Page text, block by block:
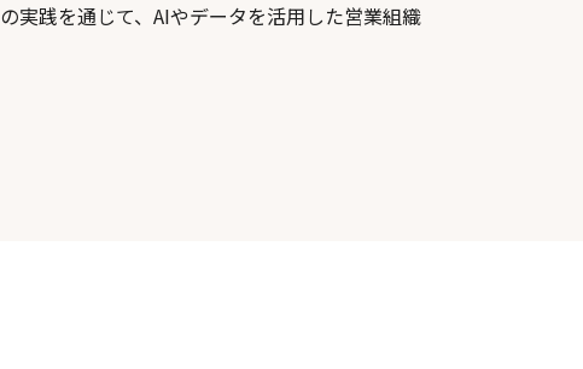
実践を通じて、AIやデータを活用した営業組織